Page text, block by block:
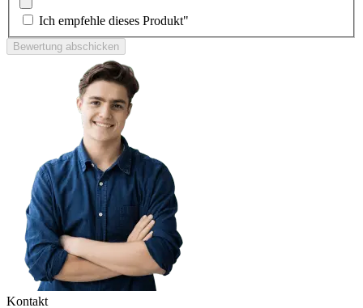
Ich empfehle dieses Produkt"
Bewertung abschicken
Kontakt